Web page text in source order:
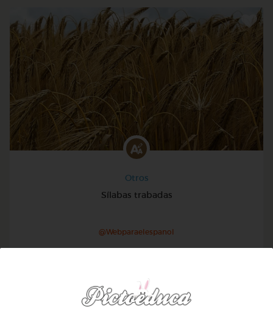
Otros
Sílabas trabadas
@Webparaelespanol